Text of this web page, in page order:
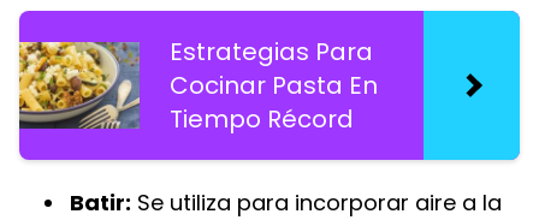
Estrategias Para
Cocinar Pasta En
Tiempo Récord
Batir: Se utiliza para incorporar aire a la